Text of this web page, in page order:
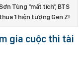
Sơn Tùng "mất tích", BTS
thua 1 hiện tượng Gen Z!
gia cuộc thi tài